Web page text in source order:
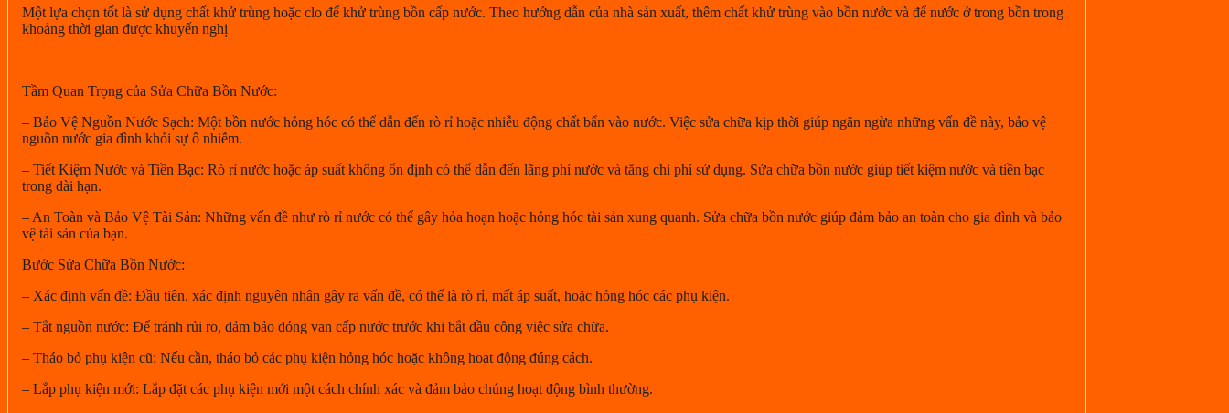
Một lựa chọn tốt là sử dụng chất khử trùng hoặc clo để khử trùng bồn cấp nước. Theo hướng dẫn của nhà sản xuất, thêm chất khử trùng vào bồn nước và để nước ở trong bồn trong
khoảng thời gian được khuyến nghị
Tầm Quan Trọng của Sửa Chữa Bồn Nước:
– Bảo Vệ Nguồn Nước Sạch: Một bồn nước hỏng hóc có thể dẫn đến rò rỉ hoặc nhiễu động chất bẩn vào nước. Việc sửa chữa kịp thời giúp ngăn ngừa những vấn đề này, bảo vệ
nguồn nước gia đình khỏi sự ô nhiễm.
– Tiết Kiệm Nước và Tiền Bạc: Rò rỉ nước hoặc áp suất không ổn định có thể dẫn đến lãng phí nước và tăng chi phí sử dụng. Sửa chữa bồn nước giúp tiết kiệm nước và tiền bạc
trong dài hạn.
– An Toàn và Bảo Vệ Tài Sản: Những vấn đề như rò rỉ nước có thể gây hỏa hoạn hoặc hỏng hóc tài sản xung quanh. Sửa chữa bồn nước giúp đảm bảo an toàn cho gia đình và bảo
vệ tài sản của bạn.
Bước Sửa Chữa Bồn Nước:
– Xác định vấn đề: Đầu tiên, xác định nguyên nhân gây ra vấn đề, có thể là rò rỉ, mất áp suất, hoặc hỏng hóc các phụ kiện.
– Tắt nguồn nước: Để tránh rủi ro, đảm bảo đóng van cấp nước trước khi bắt đầu công việc sửa chữa.
– Tháo bỏ phụ kiện cũ: Nếu cần, tháo bỏ các phụ kiện hỏng hóc hoặc không hoạt động đúng cách.
– Lắp phụ kiện mới: Lắp đặt các phụ kiện mới một cách chính xác và đảm bảo chúng hoạt động bình thường.